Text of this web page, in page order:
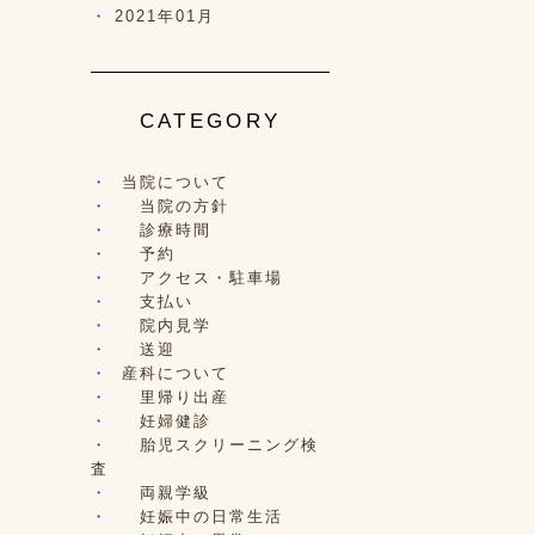
2021年01月
CATEGORY
当院について
当院の方針
診療時間
予約
アクセス・駐車場
支払い
院内見学
送迎
産科について
里帰り出産
妊婦健診
胎児スクリーニング検
査
両親学級
妊娠中の日常生活